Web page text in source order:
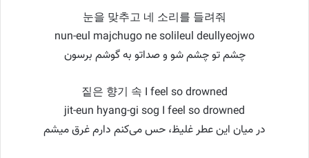
눈을 맞추고 네 소리를 들려줘
nun-eul majchugo ne solileul deullyeojwo
چشم تو چشم شو و صداتو به گوشم برسون
짙은 향기 속 I feel so drowned
jit-eun hyang-gi sog I feel so drowned
در میان این عطر غلیظ، حس می‌کنم دارم غرق میشم